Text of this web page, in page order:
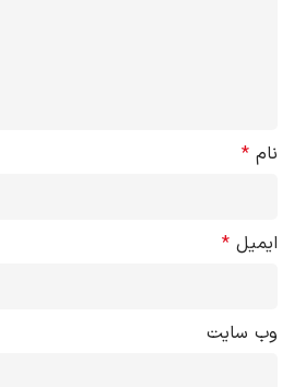
نام *
ایمیل *
وب‌ سایت